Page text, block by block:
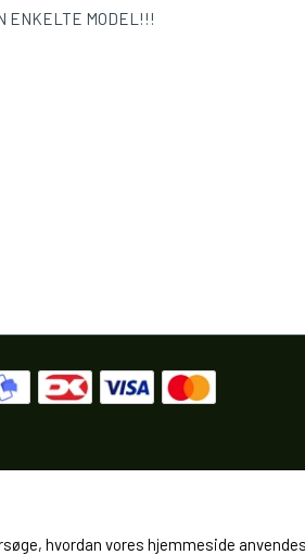
ENKELTE MODEL!!!
hvordan vores hjemmeside